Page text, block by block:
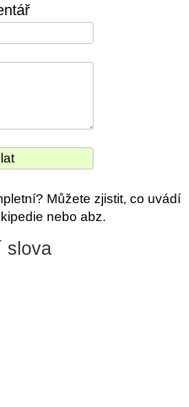
Můžete zjistit, co uvádí
nebo abz.
slova